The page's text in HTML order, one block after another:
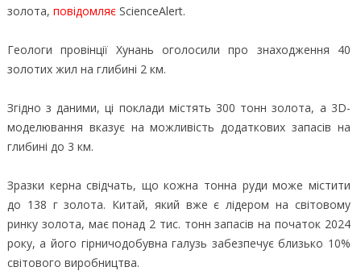
золота, повідомляє ScienceAlert.
Геологи провінції Хунань оголосили про знаходження 40
золотих жил на глибині 2 км.
Згідно з даними, ці поклади містять 300 тонн золота, а 3D-
моделювання вказує на можливість додаткових запасів на
глибині до 3 км.
Зразки керна свідчать, що кожна тонна руди може містити
до 138 г золота. Китай, який вже є лідером на світовому
ринку золота, має понад 2 тис. тонн запасів на початок 2024
року, а його гірничодобувна галузь забезпечує близько 10%
світового виробництва.